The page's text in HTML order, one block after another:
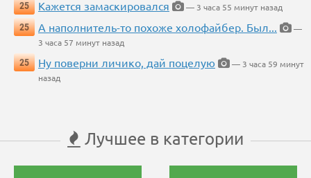
25
Кажется замаскировался
— 3 часа 55 минут назад
25
А наполнитель-то похоже холофайбер. Был...
—
3 часа 57 минут назад
25
Ну поверни личико, дай поцелую
— 3 часа 59 минут
назад
Лучшее в категории